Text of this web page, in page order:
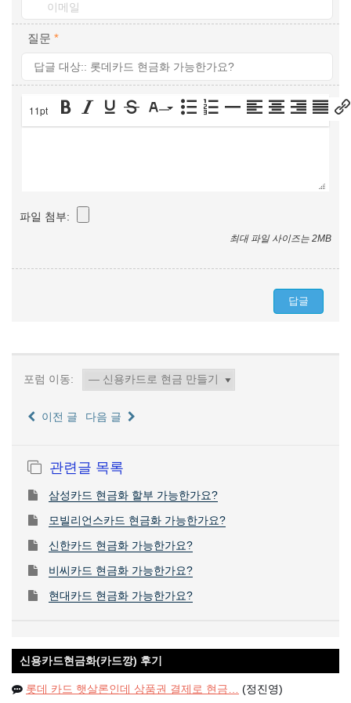
질문 *
11pt
파일 첨부:
최대 파일 사이즈는 2MB
포럼 이동:
이전 글 다음 글
관련글 목록
삼성카드 현금화 할부 가능한가요?
모빌리언스카드 현금화 가능한가요?
신한카드 현금화 가능한가요?
비씨카드 현금화 가능한가요?
현대카드 현금화 가능한가요?
신용카드현금화(카드깡) 후기
롯데 카드 햇살론인데 상품권 결제로 현금… (정진영)